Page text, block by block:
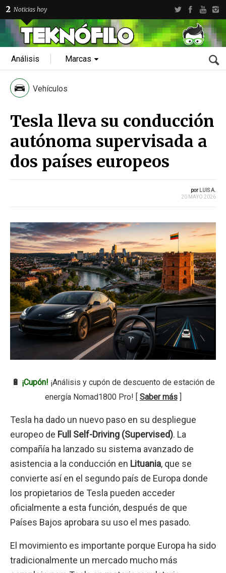
2 Noticias hoy
Análisis Marcas
Vehículos
Tesla lleva su conducción
autónoma supervisada a
dos países europeos
por LUIS A.
20 MAYO 2026
🔋 ¡Cupón! ¡Análisis y cupón de descuento de estación de
energía Nomad1800 Pro! [ Saber más]
Tesla ha dado un nuevo paso en su despliegue
europeo de Full Self-Driving (Supervised). La
compañía ha lanzado su sistema avanzado de
asistencia a la conducción en Lituania, que se
convierte así en el segundo país de Europa donde
los propietarios de Tesla pueden acceder
oficialmente a esta función, después de que
Países Bajos aprobara su uso el mes pasado.
El movimiento es importante porque Europa ha sido
tradicionalmente un mercado mucho más